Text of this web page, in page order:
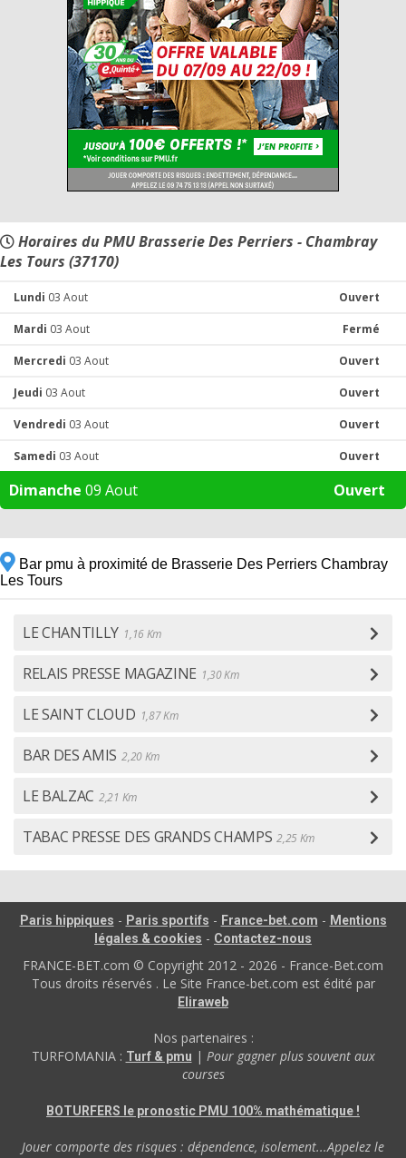
Horaires du PMU Brasserie Des Perriers - Chambray
Les Tours (37170)
Lundi 03 Aout Ouvert
Mardi 03 Aout Fermé
Mercredi 03 Aout Ouvert
Jeudi 03 Aout Ouvert
Vendredi 03 Aout Ouvert
Samedi 03 Aout Ouvert
Dimanche 09 Aout Ouvert
Bar pmu à proximité de Brasserie Des Perriers Chambray
Les Tours
LE CHANTILLY 1,16 Km
RELAIS PRESSE MAGAZINE 1,30 Km
LE SAINT CLOUD 1,87 Km
BAR DES AMIS 2,20 Km
LE BALZAC 2,21 Km
TABAC PRESSE DES GRANDS CHAMPS 2,25 Km
Paris hippiques - Paris sportifs - France-bet.com - Mentions
légales & cookies - Contactez-nous
FRANCE-BET.com © Copyright 2012 - 2026 - France-Bet.com
Tous droits réservés . Le Site France-bet.com est édité par
Eliraweb
Nos partenaires :
TURFOMANIA : Turf & pmu | Pour gagner plus souvent aux
courses
BOTURFERS le pronostic PMU 100% mathématique !
Jouer comporte des risques : dépendence, isolement...Appelez le